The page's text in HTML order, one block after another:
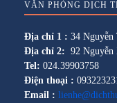
VĂN PHÒNG DỊCH
Địa chỉ 1 : 34
Địa chỉ 2: 92 Nguyễn
Tel: 024.39903758
Điện thoại :
Email :